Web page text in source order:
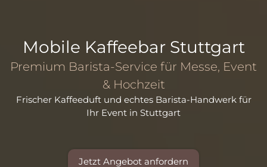
Mobile Kaffeebar Stuttgart
Premium Barista-Service für Messe, Event
& Hochzeit
Frischer Kaffeeduft und echtes Barista-Handwerk für
Ihr Event in Stuttgart
Jetzt Angebot anfordern